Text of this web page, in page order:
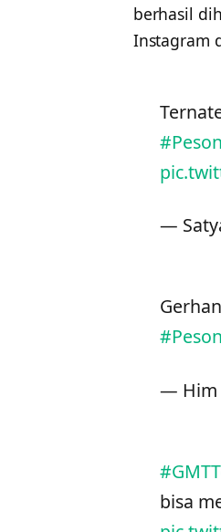
berhasil
Instagram
—
— Him
bisa